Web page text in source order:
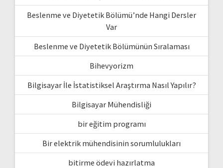
Beslenme ve Diyetetik Bölümü’nde Hangi Dersler
Var
Beslenme ve Diyetetik Bölümünün Sıralaması
Bihevyorizm
Bilgisayar İle İstatistiksel Araştırma Nasıl Yapılır?
Bilgisayar Mühendisliği
bir eğitim programı
Bir elektrik mühendisinin sorumlulukları
bitirme ödevi hazırlatma